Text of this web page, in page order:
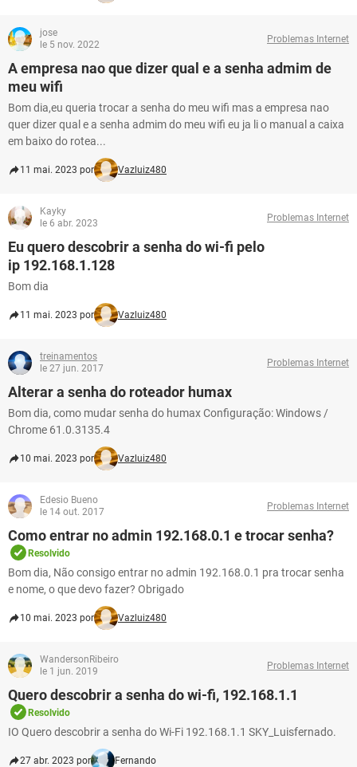
jose
le 5 nov. 2022
Problemas Internet
A empresa nao que dizer qual e a senha admim de
meu wifi
Bom dia,eu queria trocar a senha do meu wifi mas a empresa nao
quer dizer qual e a senha admim do meu wifi eu ja li o manual a caixa
em baixo do rotea...
11 mai. 2023 por Vazluiz480
Kayky
le 6 abr. 2023
Problemas Internet
Eu quero descobrir a senha do wi-fi pelo
ip 192.168.1.128
Bom dia
11 mai. 2023 por Vazluiz480
treinamentos
le 27 jun. 2017
Problemas Internet
Alterar a senha do roteador humax
Bom dia, como mudar senha do humax Configuração: Windows /
Chrome 61.0.3135.4
10 mai. 2023 por Vazluiz480
Edesio Bueno
le 14 out. 2017
Problemas Internet
Como entrar no admin 192.168.0.1 e trocar senha?
Resolvido
Bom dia, Não consigo entrar no admin 192.168.0.1 pra trocar senha
e nome, o que devo fazer? Obrigado
10 mai. 2023 por Vazluiz480
WandersonRibeiro
le 1 jun. 2019
Problemas Internet
Quero descobrir a senha do wi-fi, 192.168.1.1
Resolvido
IO Quero descobrir a senha do Wi-Fi 192.168.1.1 SKY_Luisfernado.
27 abr. 2023 por Fernando